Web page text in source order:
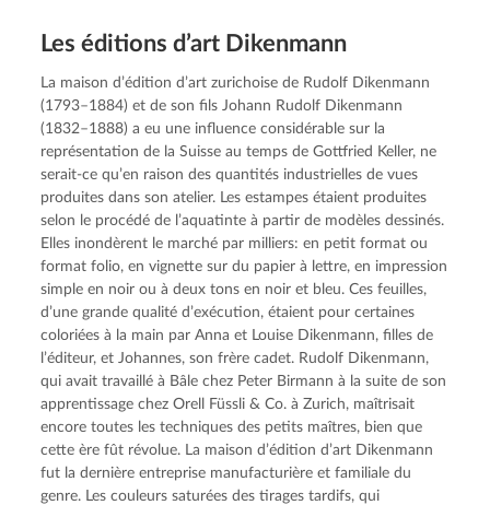
Les éditions d’art Dikenmann
La maison d’édition d’art zurichoise de Rudolf Dikenmann
(1793–1884) et de son fils Johann Rudolf Dikenmann
(1832–1888) a eu une influence considérable sur la
représentation de la Suisse au temps de Gottfried Keller, ne
serait-ce qu’en raison des quantités industrielles de vues
produites dans son atelier. Les estampes étaient produites
selon le procédé de l’aquatinte à partir de modèles dessinés.
Elles inondèrent le marché par milliers: en petit format ou
format folio, en vignette sur du papier à lettre, en impression
simple en noir ou à deux tons en noir et bleu. Ces feuilles,
d’une grande qualité d’exécution, étaient pour certaines
coloriées à la main par Anna et Louise Dikenmann, filles de
l’éditeur, et Johannes, son frère cadet. Rudolf Dikenmann,
qui avait travaillé à Bâle chez Peter Birmann à la suite de son
apprentissage chez Orell Füssli & Co. à Zurich, maîtrisait
encore toutes les techniques des petits maîtres, bien que
cette ère fût révolue. La maison d’édition d’art Dikenmann
fut la dernière entreprise manufacturière et familiale du
genre. Les couleurs saturées des tirages tardifs, qui